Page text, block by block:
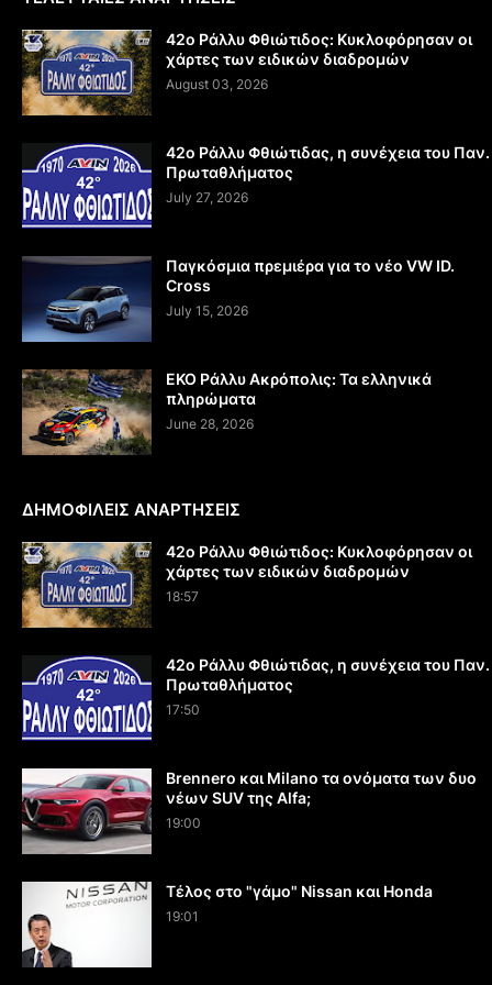
42ο Ράλλυ Φθιώτιδος: Κυκλοφόρησαν οι
χάρτες των ειδικών διαδρομών
August 03, 2026
42ο Ράλλυ Φθιώτιδας, η συνέχεια του Παν.
Πρωταθλήματος
July 27, 2026
Παγκόσμια πρεμιέρα για το νέο VW ID.
Cross
July 15, 2026
EKO Ράλλυ Ακρόπολις: Τα ελληνικά
πληρώματα
June 28, 2026
ΔΗΜΟΦΙΛΕΙΣ ΑΝΑΡΤΗΣΕΙΣ
42ο Ράλλυ Φθιώτιδος: Κυκλοφόρησαν οι
χάρτες των ειδικών διαδρομών
18:57
42ο Ράλλυ Φθιώτιδας, η συνέχεια του Παν.
Πρωταθλήματος
17:50
Brennero και Milano τα ονόματα των δυο
νέων SUV της Alfa;
19:00
Τέλος στο "γάμο" Nissan και Honda
19:01